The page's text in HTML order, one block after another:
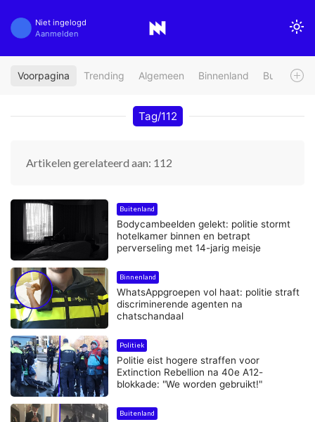
Niet ingelogd
Aanmelden
Voorpagina Trending Algemeen Binnenland Buitenland
Tag/112
Artikelen gerelateerd aan: 112
Buitenland
Bodycambeelden gelekt: politie stormt
hotelkamer binnen en betrapt
perverseling met 14-jarig meisje
Binnenland
WhatsAppgroepen vol haat: politie straft
discriminerende agenten na
chatschandaal
Politiek
Politie eist hogere straffen voor
Extinction Rebellion na 40e A12-
blokkade: "We worden gebruikt!"
Buitenland